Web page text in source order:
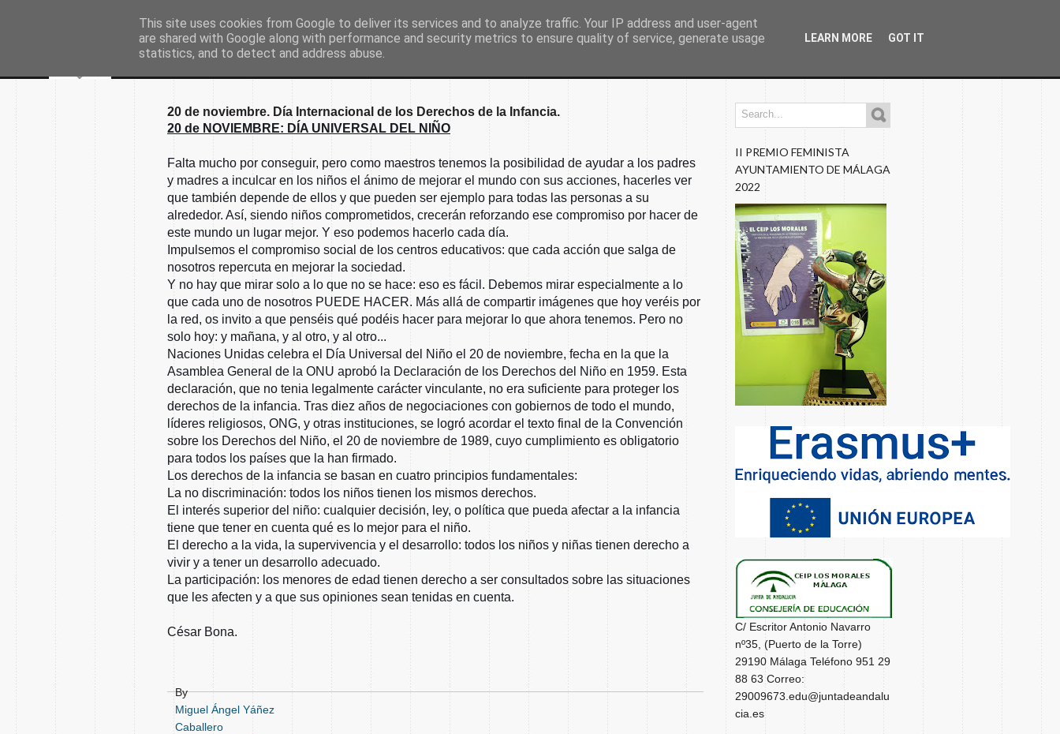
Inicio Nuestro colegio Secretaría Documentos Programaciones Nuestros Blogs
20 de noviembre. Día Internacional de los Derechos de la Infancia.
20 de NOVIEMBRE: DÍA UNIVERSAL DEL NIÑO
Falta mucho por conseguir, pero como maestros tenemos la posibilidad de ayudar a los padres
y madres a inculcar en los niños el ánimo de mejorar el mundo con sus acciones, hacerles ver
que también depende de ellos y que pueden ser ejemplo para todas las personas a su
alrededor. Así, siendo niños comprometidos, crecerán reforzando ese compromiso por hacer de
este mundo un lugar mejor. Y eso podemos hacerlo cada día.
Impulsemos el compromiso social de los centros educativos: que cada acción que salga de
nosotros repercuta en mejorar la sociedad.
Y no hay que mirar solo a lo que no se hace: eso es fácil. Debemos mirar especialmente a lo
que cada uno de nosotros PUEDE HACER. Más allá de compartir imágenes que hoy veréis por
la red, os invito a que penséis qué podéis hacer para mejorar lo que ahora tenemos. Pero no
solo hoy: y mañana, y al otro, y al otro...
Naciones Unidas celebra el Día Universal del Niño el 20 de noviembre, fecha en la que la
Asamblea General de la ONU aprobó la Declaración de los Derechos del Niño en 1959. Esta
declaración, que no tenia legalmente carácter vinculante, no era suficiente para proteger los
derechos de la infancia. Tras diez años de negociaciones con gobiernos de todo el mundo,
líderes religiosos, ONG, y otras instituciones, se logró acordar el texto final de la Convención
sobre los Derechos del Niño, el 20 de noviembre de 1989, cuyo cumplimiento es obligatorio
para todos los países que la han firmado.
Los derechos de la infancia se basan en cuatro principios fundamentales:
La no discriminación: todos los niños tienen los mismos derechos.
El interés superior del niño: cualquier decisión, ley, o política que pueda afectar a la infancia
tiene que tener en cuenta qué es lo mejor para el niño.
El derecho a la vida, la supervivencia y el desarrollo: todos los niños y niñas tienen derecho a
vivir y a tener un desarrollo adecuado.
La participación: los menores de edad tienen derecho a ser consultados sobre las situaciones
que les afecten y a que sus opiniones sean tenidas en cuenta.
César Bona.
By
Miguel Ángel Yáñez
Caballero
II PREMIO FEMINISTA
AYUNTAMIENTO DE MÁLAGA
2022
C/ Escritor Antonio Navarro
nº35, (Puerto de la Torre)
29190 Málaga Teléfono 951 29
88 63 Correo:
29009673.edu@juntadeandalu
cia.es
This site uses cookies from Google to deliver its services and to analyze traffic. Your IP address and user-agent
are shared with Google along with performance and security metrics to ensure quality of service, generate usage
statistics, and to detect and address abuse.
LEARN MORE GOT IT